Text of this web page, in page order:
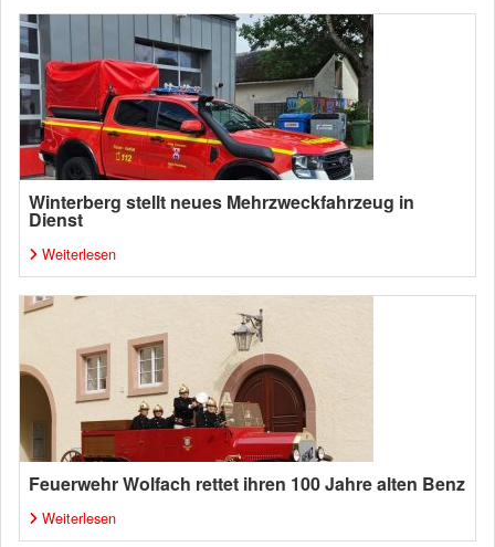
Winterberg stellt neues Mehrzweckfahrzeug in
Dienst
Weiterlesen
Feuerwehr Wolfach rettet ihren 100 Jahre alten Benz
Weiterlesen